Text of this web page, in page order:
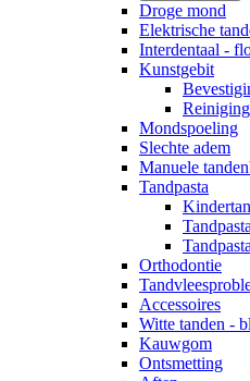
Droge mond
Elektrische
Interdentaal -
Kunstgebit
Mondspoeling
Slechte adem
Manuele
Tandpasta
Orthodontie
Accessoires
Witte tanden -
Kauwgom
Ontsmetting